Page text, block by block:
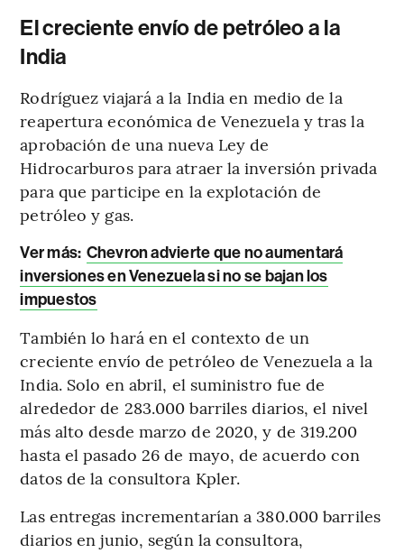
El creciente envío de petróleo a la
India
Rodríguez viajará a la India en medio de la
reapertura económica de Venezuela y tras la
aprobación de una nueva Ley de
Hidrocarburos para atraer la inversión privada
para que participe en la explotación de
petróleo y gas.
Ver más: Chevron advierte que no aumentará
inversiones en Venezuela si no se bajan los
impuestos
También lo hará en el contexto de un
creciente envío de petróleo de Venezuela a la
India. Solo en abril, el suministro fue de
alrededor de 283.000 barriles diarios, el nivel
más alto desde marzo de 2020, y de 319.200
hasta el pasado 26 de mayo, de acuerdo con
datos de la consultora Kpler.
Las entregas incrementarían a 380.000 barriles
diarios en junio, según la consultora,